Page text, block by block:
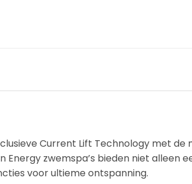
Current Lift Technology met
Energy zwemspa’s bieden niet alleen
voor ultieme ontspanning.